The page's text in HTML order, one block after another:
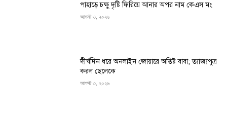
পাহাড়ে চক্ষু দৃষ্টি ফিরিয়ে আনার অপর নাম কেএস মং
আগস্ট ৩, ২০২৬
দীর্ঘদিন ধরে অনলাইন জোয়ারে অতিষ্ট বাবা; ত্যাজ্যপুত্র
করল ছেলেকে
আগস্ট ৩, ২০২৬